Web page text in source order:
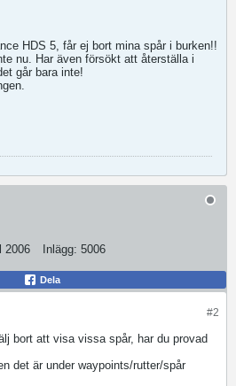
HDS 5, får ej bort mina spår i burken!!
nu. Har även försökt att återställa i
går bara inte!
2006 Inlägg: 5006
Dela
#2
bort att visa vissa spår, har du provad
det är under waypoints/rutter/spår